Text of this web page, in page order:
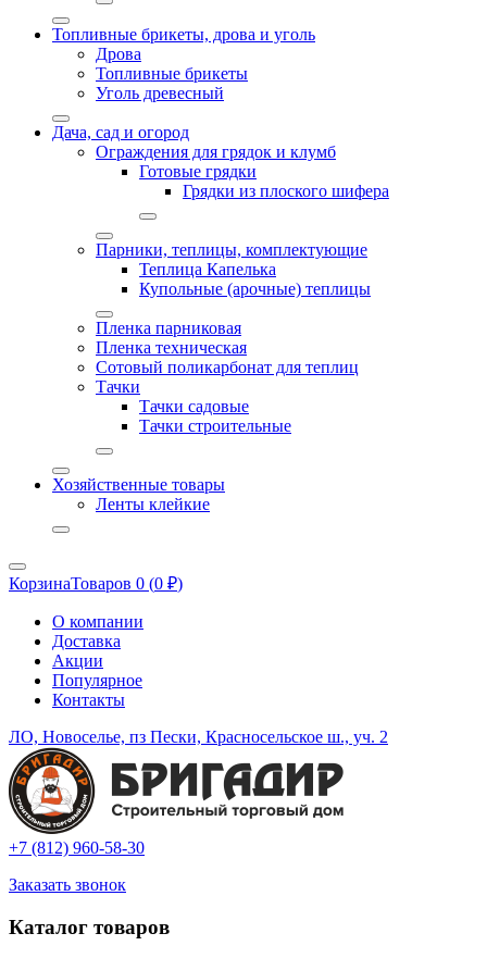
Топливные брикеты, дрова и уголь
Дрова
Топливные брикеты
Уголь древесный
Дача, сад и огород
Ограждения для грядок и клумб
Готовые грядки
Грядки из плоского шифера
Парники, теплицы, комплектующие
Теплица Капелька
Купольные (арочные) теплицы
Пленка парниковая
Пленка техническая
Сотовый поликарбонат для теплиц
Тачки
Тачки садовые
Тачки строительные
Хозяйственные товары
Ленты клейкие
КорзинаТоваров 0 (0 ₽)
О компании
Доставка
Акции
Популярное
Контакты
ЛО, Новоселье, пз Пески, Красносельское ш., уч. 2
+7 (812) 960-58-30
Заказать звонок
Каталог товаров